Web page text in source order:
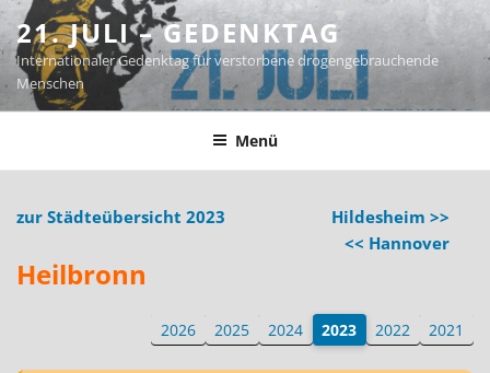
Zum
Inhalt
springen
21. JULI – GEDENKTAG
Internationaler Gedenktag für verstorbene drogengebrauchende
Menschen
Menü
zur Städteübersicht 2023
Hildesheim >>
<< Hannover
Heilbronn
2026 2025 2024 2023 2022 2021